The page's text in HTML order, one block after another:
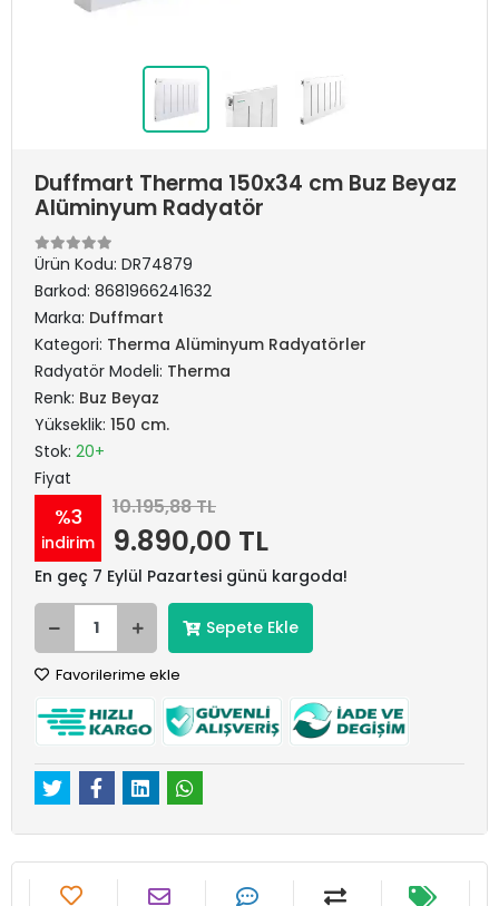
Duffmart Therma 150x34 cm Buz Beyaz
Alüminyum Radyatör
Ürün Kodu: DR74879
Barkod: 8681966241632
Marka: Duffmart
Kategori: Therma Alüminyum Radyatörler
Radyatör Modeli: Therma
Renk: Buz Beyaz
Yükseklik: 150 cm.
Stok: 20+
Fiyat
%3
indirim
10.195,88 TL
9.890,00 TL
En geç 7 Eylül Pazartesi günü kargoda!
Sepete Ekle
Favorilerime ekle